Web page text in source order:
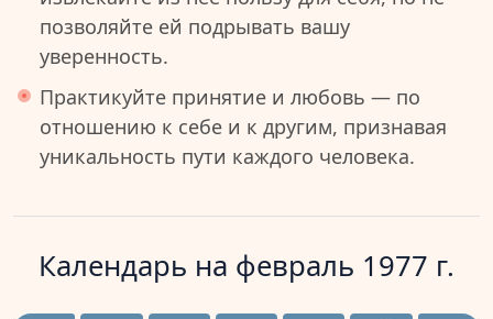
позволяйте ей подрывать вашу
уверенность.
Практикуйте принятие и любовь — по
отношению к себе и к другим, признавая
уникальность пути каждого человека.
Календарь на февраль 1977 г.